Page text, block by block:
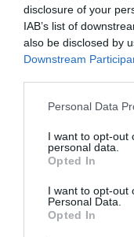
disclosure of your
IAB’s list of
also be disclosed by
Downstream
Please note that this
not limited to your
grant or deny
use your data for
consent section.
Personal Data
I want to opt-out
personal data.
Opted In
I want to opt-out
Personal Data.
Opted In
07.08.2026 | 20:02
Ο Γιάννης
Κωνσταντίνο
απομάκρυνσής του
ΠΟΛΙΤΙΚΗ